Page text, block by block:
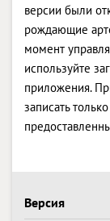
версии были
рождающие
момент
используйте
приложения.
записать
Версия